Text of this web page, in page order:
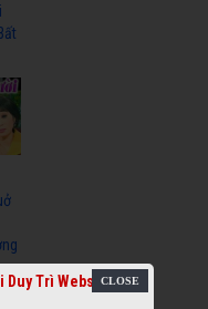
Duy Trì Website